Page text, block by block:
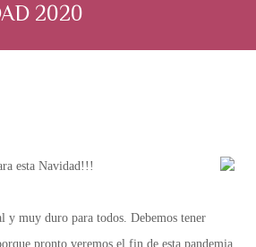
2020
esta Navidad!!!
y muy duro para todos. Debemos tener
pronto veremos el fin de esta pandemia